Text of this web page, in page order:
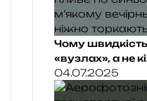
Чому
«вузлах», а не
04.07.2025